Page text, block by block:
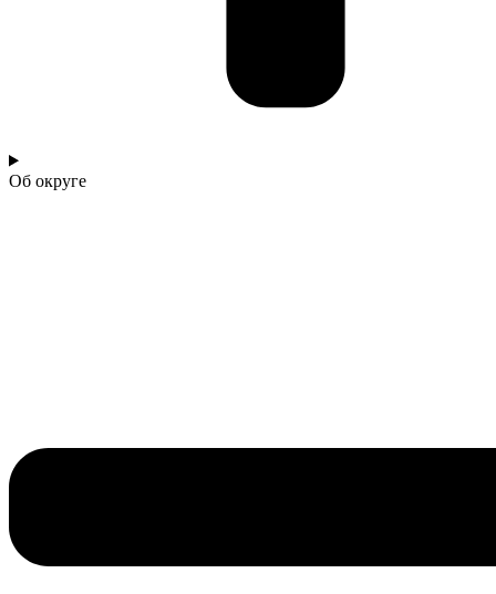
Об округе